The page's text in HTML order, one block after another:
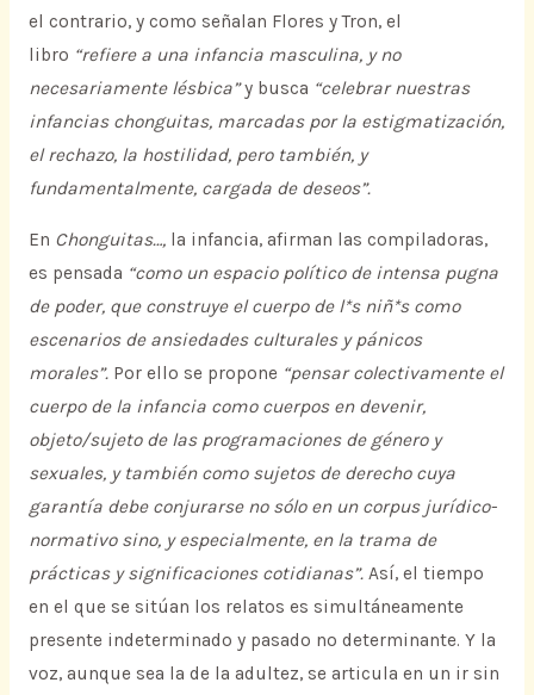
el contrario, y como señalan Flores y Tron, el
libro “refiere a una infancia masculina, y no
necesariamente lésbica”y busca “celebrar nuestras
infancias chonguitas, marcadas por la estigmatización,
el rechazo, la hostilidad, pero también, y
fundamentalmente, cargada de deseos”.
En Chonguitas…,la infancia, afirman las compiladoras,
es pensada “como un espacio político de intensa pugna
de poder, que construye el cuerpo de l*s niñ*s como
escenarios de ansiedades culturales y pánicos
morales”.Por ello se propone “pensar colectivamente el
cuerpo de la infancia como cuerpos en devenir,
objeto/sujeto de las programaciones de género y
sexuales, y también como sujetos de derecho cuya
garantía debe conjurarse no sólo en un corpus jurídico-
normativo sino, y especialmente, en la trama de
prácticas y significaciones cotidianas”.Así, el tiempo
en el que se sitúan los relatos es simultáneamente
presente indeterminado y pasado no determinante. Y la
voz, aunque sea la de la adultez, se articula en un ir sin